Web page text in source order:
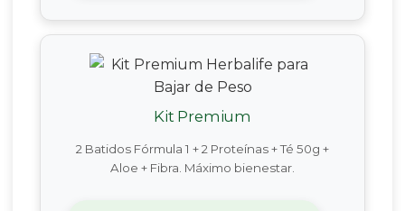
Kit Premium
2 Batidos Fórmula 1 + 2 Proteínas + Té 50g +
Aloe + Fibra. Máximo bienestar.